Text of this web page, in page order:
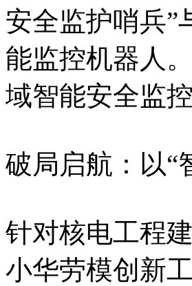
安全监护哨兵”
能监控机器人
域智能安全监
破局启航：以“
针对核电工程
小华劳模创新